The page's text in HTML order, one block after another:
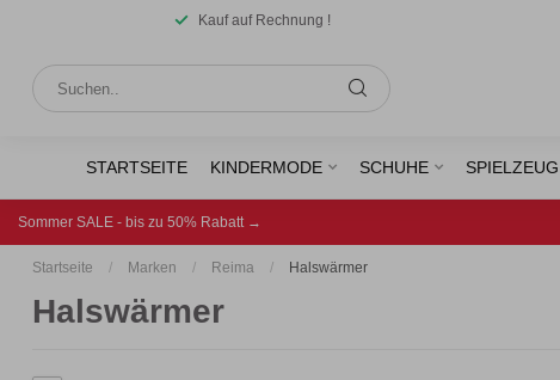
Kauf auf Rechnung !
STARTSEITE KINDERMODE SCHUHE SPIELZEUG
Sommer SALE - bis zu 50% Rabatt →
Startseite / Marken / Reima / Halswärmer
Halswärmer